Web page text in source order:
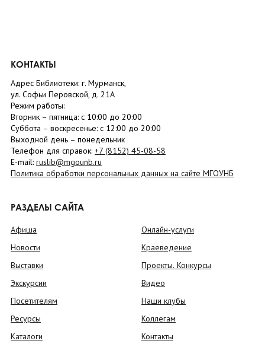
КОНТАКТЫ
Адрес Библиотеки: г. Мурманск,
ул. Софьи Перовской, д. 21А
Режим работы:
Вторник – пятница: с 10:00 до 20:00
Суббота – воскресенье: c 12:00 до 20:00
Выходной день – понедельник
Телефон для справок: +7 (8152) 45-08-58
E-mail: ruslib@mgounb.ru
Политика обработки персональных данных на сайте МГОУНБ
РАЗДЕЛЫ САЙТА
Афиша
Новости
Выставки
Экскурсии
Посетителям
Ресурсы
Каталоги
Онлайн-услуги
Краеведение
Проекты. Конкурсы
Видео
Наши клубы
Коллегам
Контакты